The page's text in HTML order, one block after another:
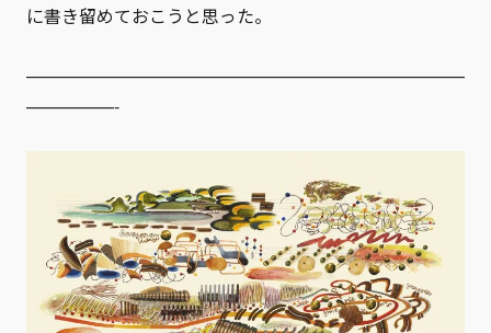
に書き留めておこうと思った。
—————————————————————————
—————-